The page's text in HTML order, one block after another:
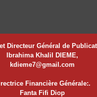
Directeur Général de
Ibrahima Khalil DIEME,
kdieme7@gmail.com
Financière Générale:.
Fanta Fifi Diop